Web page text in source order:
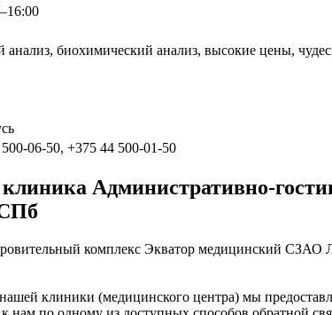
биохимический анализ, высокие цены,
06-50, +375 44 500-01-50
Административно-
комплекс Экватор медицинский СЗАО
клиники (медицинского центра) мы